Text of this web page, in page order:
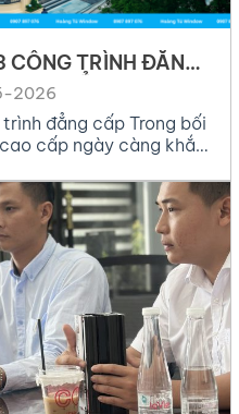
CÔNG TRÌNH ĐẲNG
KHẲNG ĐỊNH VỊ
TÂY
2026
đẳng cấp Trong bối
cấp ngày càng khắt
lực vượt trội của
hào khi liên tiếp bàn
[…]